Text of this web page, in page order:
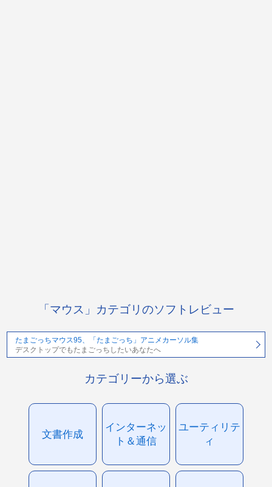
「マウス」カテゴリのソフトレビュー
たまごっちマウス95、「たまごっち」アニメカーソル集
デスクトップでもたまごっちしたいあなたへ
カテゴリーから選ぶ
文書作成
インターネッ
ト＆通信
ユーティリテ
ィ